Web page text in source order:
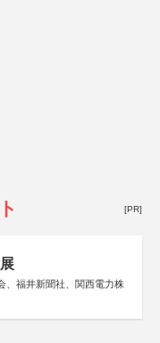
[PR]
、福井新聞社、関西電力株